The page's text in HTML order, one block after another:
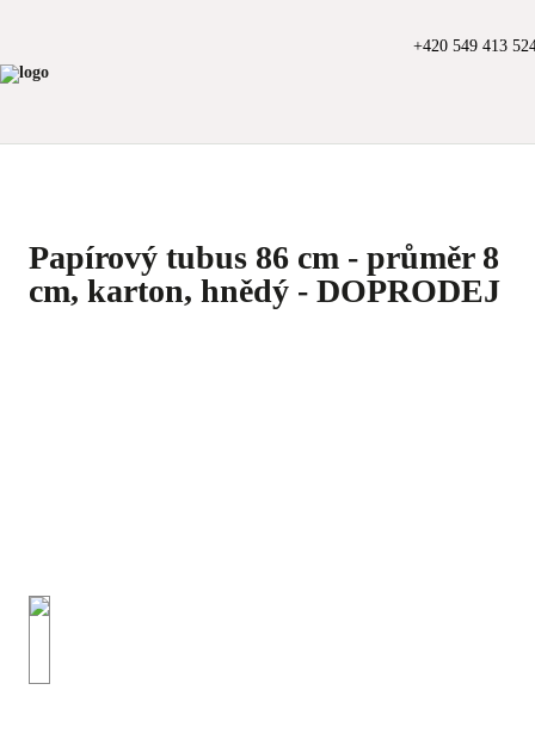
+420 549 413
Papírový tubus 86 cm - průměr 8
cm, karton, hnědý - DOPRODEJ